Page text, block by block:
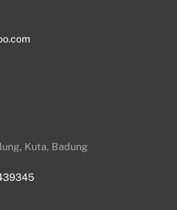
Kuta, Badung